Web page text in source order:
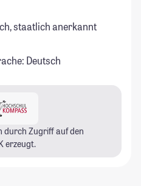
staatlich anerkannt
Deutsch
durch Zugriff auf den
erzeugt.